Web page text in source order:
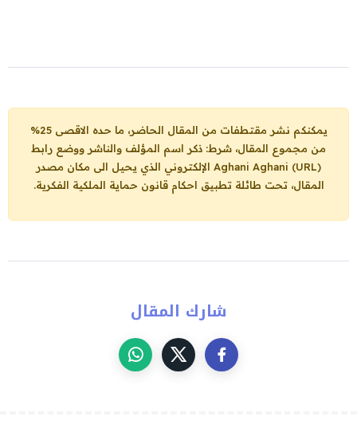
يمكنكم نشر مقتطفات من المقال الحاضر، ما حده الاقصى 25%
من مجموع المقال، شرط: ذكر اسم المؤلف والناشر ووضع رابط
Aghani Aghani (URL) الإلكتروني الذي يحيل الى مكان مصدر
المقال، تحت طائلة تطبيق احكام قانون حماية الملكية الفكرية.
شارك المقال